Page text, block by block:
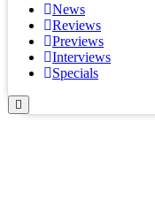
News
Reviews
Previews
Interviews
Specials